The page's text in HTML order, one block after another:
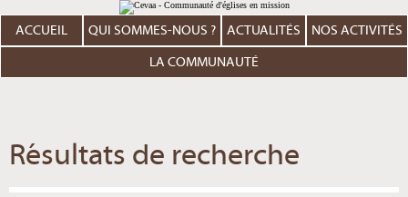
au
contenu.
Aller
personnels
ACCUEIL QUI SOMMES-NOUS ? ACTUALITÉS NOS ACTIVITÉS
LA COMMUNAUTÉ
Résultats de recherche